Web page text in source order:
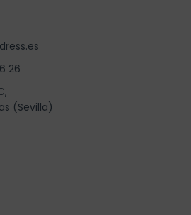
26
(Sevilla)